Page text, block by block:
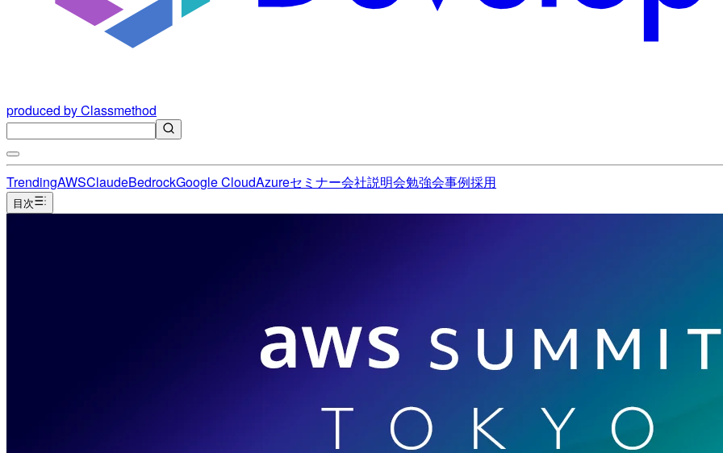
produced by Classmethod
TrendingAWSClaudeBedrockGoogle CloudAzureセミナー会社説明会勉強会事例採用
目次